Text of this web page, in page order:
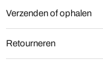
Verzenden of ophalen
Retourneren